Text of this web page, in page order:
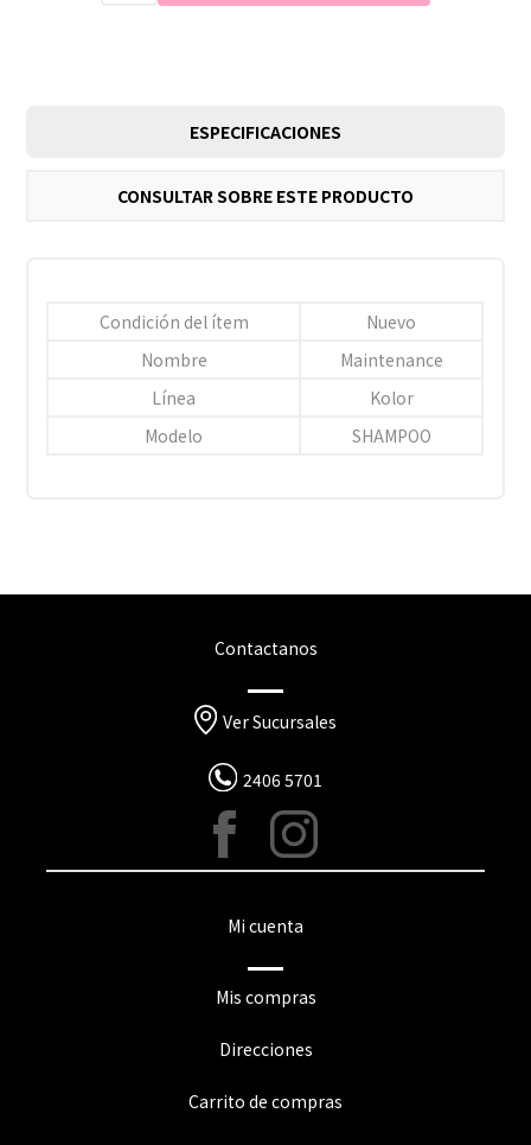
ESPECIFICACIONES
CONSULTAR SOBRE ESTE PRODUCTO
Condición del ítem
Nuevo
Nombre
Maintenance
Línea
Kolor
Modelo
SHAMPOO
Contactanos
Ver Sucursales
2406 5701
Mi cuenta
Mis compras
Direcciones
Carrito de compras